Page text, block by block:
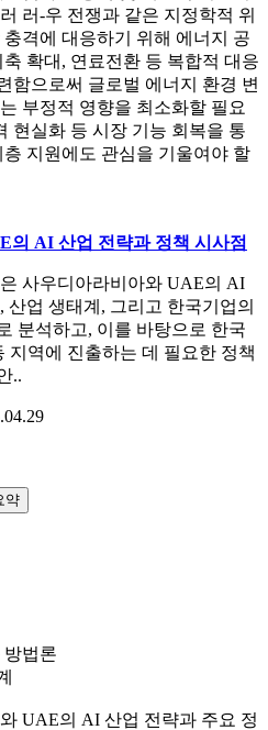
러-우 전쟁과 같은 지정학적 위
격에 대응하기 위해 에너지 공
확대, 연료전환 등 복합적 대응
함으로써 글로벌 에너지 환경 변
부정적 영향을 최소화할 필요
현실화 등 시장 기능 회복을 통
지원에도 관심을 기울여야 할
의 AI 산업 전략과 정책 시사점
사우디아라비아와 UAE의 AI
산업 생태계, 그리고 한국기업의
분석하고, 이를 바탕으로 한국
지역에 진출하는 데 필요한 정책
..
약
방법론
UAE의 AI 산업 전략과 주요 정